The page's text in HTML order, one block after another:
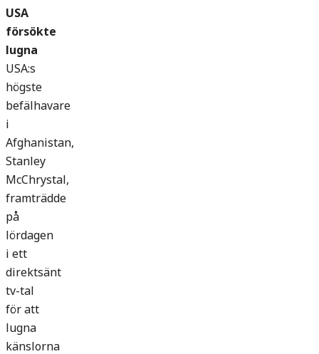
USA
försökte
lugna
USA:s
högste
befälhavare
i
Afghanistan,
Stanley
McChrystal,
framträdde
på
lördagen
i ett
direktsänt
tv-tal
för att
lugna
känslorna